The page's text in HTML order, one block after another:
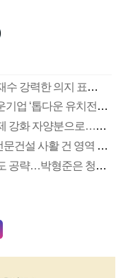
[뉴스 분석] 與가 막은 ‘산은 부산행’…전재수 강력한 의지 표명 없인 공염불
[뉴스 분석] 田 “장금상선도 설득중”…해운기업 ‘톱다운 유치전’ 가속
[뉴스 분석] 투표지 부족 사태, 장동혁 체제 강화 자양분으로…국힘 우경화 우려도
[뉴스 분석] 씨 마른 일감…종합건설 vs 전문건설 사활 건 영역 다툼
[뉴스 분석] 전재수 ‘朴시정 뒤집기’로 중도 공략…박형준은 청년 우군화 나서